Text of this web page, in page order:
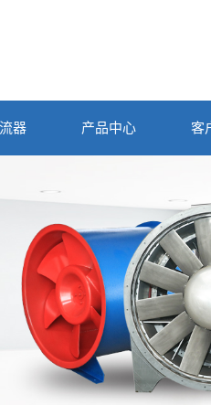
器 产品中心 客